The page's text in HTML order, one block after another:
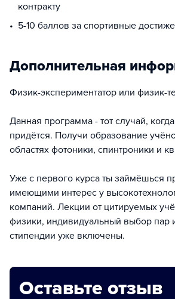
контракту
5-10 баллов за спортивные
Дополнительная
Физик-экспериментатор или физик-
Данная программа - тот случай,
придётся. Получи образование
областях фотоники, спинтроники и
Уже с первого курса ты займёшься
имеющими интерес у
компаний. Лекции от цитируемых
физики, индивидуальный выбор пар
стипендии уже включены.
Оставьте отзыв